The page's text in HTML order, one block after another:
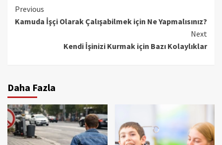
Continue
Reading
Previous
Kamuda İşçi Olarak Çalışabilmek için Ne Yapmalısınız?
Next
Kendi İşinizi Kurmak için Bazı Kolaylıklar
Daha Fazla